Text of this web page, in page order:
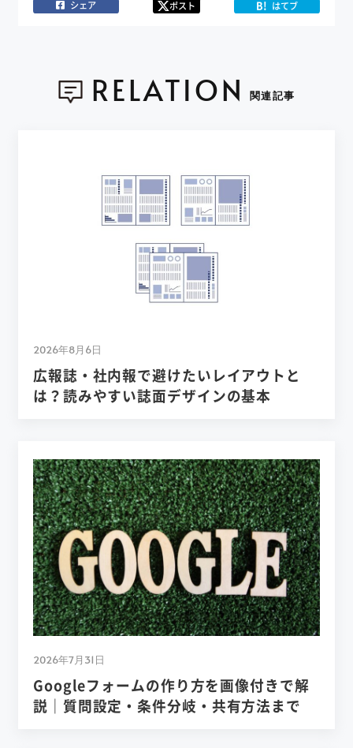
シェア ポスト B! はてブ
RELATION 関連記事
2026年8月6日
広報誌・社内報で避けたいレイアウトと
は？読みやすい誌面デザインの基本
2026年7月31日
Googleフォームの作り方を画像付きで解
説｜質問設定・条件分岐・共有方法まで